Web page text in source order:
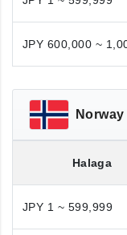
JPY 600,000 ~
Norway
Halaga
JPY 1 ~ 599,999